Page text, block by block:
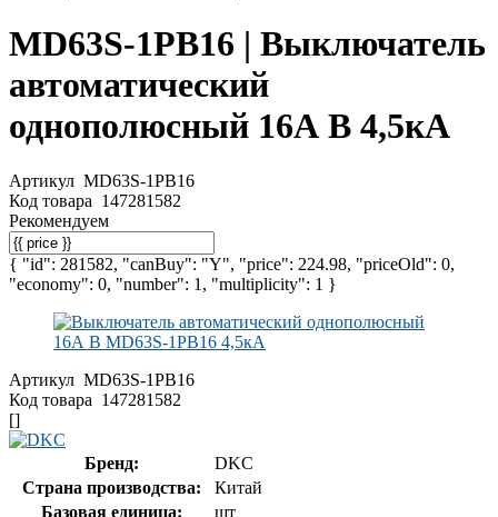
MD63S-1PB16 | Выключатель
автоматический
однополюсный 16А B 4,5кА
Артикул MD63S-1PB16
Код товара 147281582
Рекомендуем
{ "id": 281582, "canBuy": "Y", "price": 224.98, "priceOld": 0,
"economy": 0, "number": 1, "multiplicity": 1 }
Артикул MD63S-1PB16
Код товара 147281582
[]
Бренд:
DKC
Страна производства:
Китай
Базовая единица:
шт